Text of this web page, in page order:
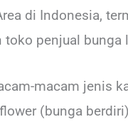
di Indonesia,
penjual bunga
macam jenis
(bunga